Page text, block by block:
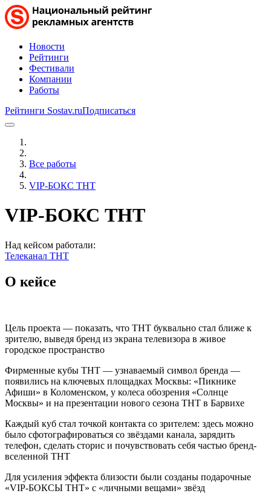
Новости
Рейтинги
Фестивали
Компании
Работы
Рейтинги Sostav.ruПодписаться
Все работы
VIP-БОКС ТНТ
VIP-БОКС ТНТ
Над кейсом работали:
Телеканал ТНТ
О кейсе
Цель проекта — показать, что ТНТ буквально стал ближе к
зрителю, выведя бренд из экрана телевизора в живое
городское пространство
Фирменные кубы ТНТ — узнаваемый символ бренда —
появились на ключевых площадках Москвы: «Пикнике
Афиши» в Коломенском, у колеса обозрения «Солнце
Москвы» и на презентации нового сезона ТНТ в Барвихе
Каждый куб стал точкой контакта со зрителем: здесь можно
было сфотографироваться со звёздами канала, зарядить
телефон, сделать сторис и почувствовать себя частью бренд-
вселенной ТНТ
Для усиления эффекта близости были созданы подарочные
«VIP-БОКСЫ ТНТ» с «личными вещами» звёзд